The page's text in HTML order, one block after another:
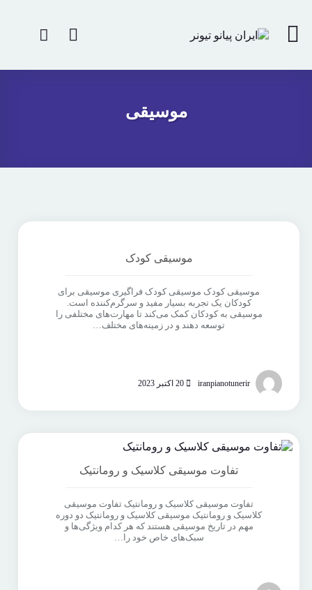
موسیقی
موسیقی کودک
موسیقی کودک موسیقی کودک فراگیری موسیقی برای
کودکان یک تجربه بسیار مفید و سرگرم‌کننده است.
موسیقی به کودکان کمک می‌کند تا مهارت‌های مختلفی را
توسعه دهند و در زمینه‌های مختلف…
iranpianotunerir
تفاوت موسیقی کلاسیک و رومانتیک
تفاوت موسیقی کلاسیک و رومانتیک تفاوت موسیقی
کلاسیک و رومانتیک موسیقی کلاسیک و رومانتیک دو دوره
مهم در تاریخ موسیقی هستند که هر کدام ویژگی‌ها و
سبک‌های خاص خود را…